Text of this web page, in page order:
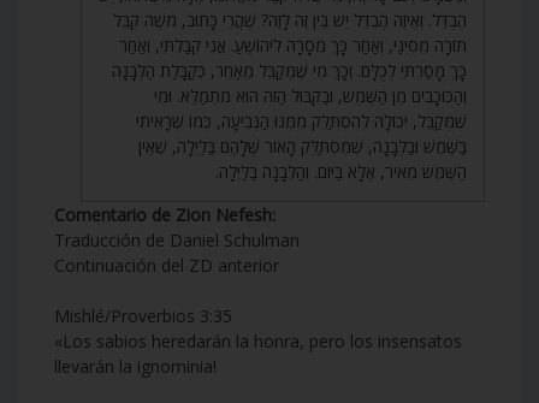
הֶבְדֵּל. וְאֵיזֶה הֶבְדֵּל יֵשׁ בֵּין זֶה לָזֶה? שֶׁהֲרֵי כָּתוּב, מֹשֶׁה קִבֵּל
תּוֹרָה מִסִּינַי, וְאַחַר כָּךְ מְסָרָהּ לִיהוֹשֻׁעַ. אֲנִי קִבַּלְתִּי, וְאַחַר
כָּךְ מָסַרְתִּי לְכֻלָּם. וְכָךְ מִי שֶׁמְּקַבֵּל מֵאַחֵר, כְּקַבָּלַת הַלְּבָנָה
וְהַכּוֹכָבִים מִן הַשֶּׁמֶשׁ, וּבַקִּבּוּל הַזּה הוּא מִתְמַלֵּא. וּמִי
שֶׁמְּקַבֵּל, יְכוֹלָה לְהִסְתַּלֵּק מִמֶּנּוּ הַנְּבִיעָה, כְּמוֹ שֶׁרָאִיתִי
בַּשֶּׁמֶשׁ וּבַלְּבָנָה, שֶׁמִּסְתַּלֵּק הָאוֹר שֶׁלָּהֶם בַּלַּיְלָה, שֶׁאֵין
הַשֶּׁמֶשׁ מֵאִיר, אֶלָּא בַּיּוֹם. וְהַלְּבָנָה בַּלַּיְלָה.
Comentario de Zion Nefesh:
Traducción de Daniel Schulman
Continuación del ZD anterior
Mishlé/Proverbios 3:35
«Los sabios heredarán la honra, pero los insensatos
llevarán la ignominia!